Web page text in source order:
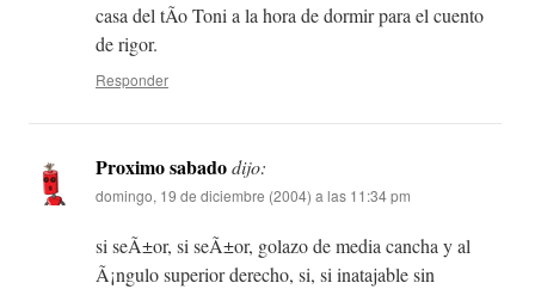
casa del tÃ­o Toni a la hora de dormir para el cuento
de rigor.
Responder
Proximo sabadodijo:
domingo, 19 de diciembre (2004) a las 11:34 pm
si seÃ±or, si seÃ±or, golazo de media cancha y al
Ã¡ngulo superior derecho, si, si inatajable sin